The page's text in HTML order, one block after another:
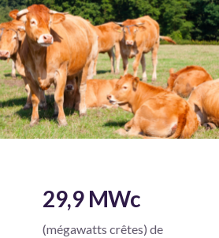
29,9 MWc
(mégawatts crêtes) de